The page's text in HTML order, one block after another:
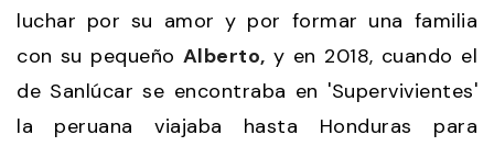
luchar por su amor y por formar una familia
con su pequeño Alberto, y en 2018, cuando el
de Sanlúcar se encontraba en 'Supervivientes'
la peruana viajaba hasta Honduras para